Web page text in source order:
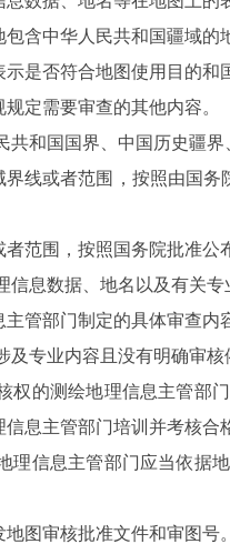
中华人民共和国疆域的
否符合地图使用目的和
需要审查的其他内容。
和国国界、中国历史疆界
或者范围，按照由国务
围，按照国务院批准公
息数据、地名以及有关专
部门制定的具体审查内
专业内容且没有明确审核
的测绘地理信息主管部门
信息主管部门培训并考核合
信息主管部门应当依据地
图审核批准文件和审图号